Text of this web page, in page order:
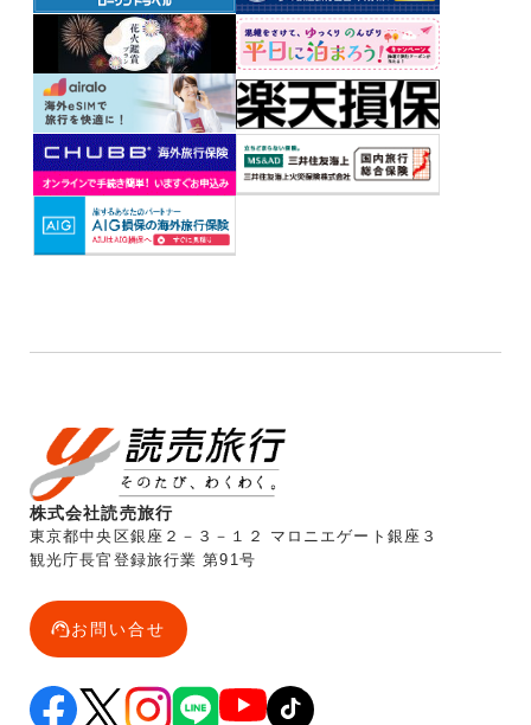
株式会社読売旅行
東京都中央区銀座２－３－１２ マロニエゲート銀座３
観光庁長官登録旅行業 第91号
お問い合せ